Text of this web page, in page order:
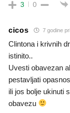
3 0
cicos 7 godine
Clintona i krivnih
istinito..
Uvesti obavezan
pestavljati
ili jos bolje ukinuti
obavezu